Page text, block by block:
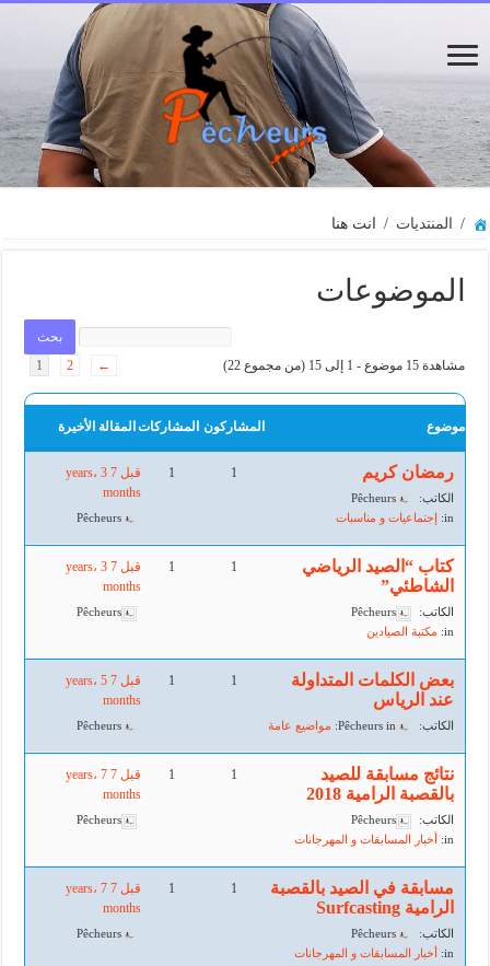
/ المنتديات / انت هنا
الموضوعات
مشاهدة 15 موضوع - 1 إلى 15 (من مجموع 22) 1 2 ←
موضوع المشاركون المشاركات المقالة الأخيرة
رمضان كريم
الكاتب:
Pêcheurs
in:
إجتماعيات و مناسبات
1
1
قبل 7 years، 3
months
Pêcheurs
كتاب “الصيد الرياضي
الشاطئي”
الكاتب:
Pêcheurs
in: مكتبة الصيادين
1
1
قبل 7 years، 3
months
Pêcheurs
بعض الكلمات المتداولة
عند الرياس
الكاتب: Pêcheurs in: مواضيع عامة
1
1
قبل 7 years، 5
months
Pêcheurs
نتائج مسابقة للصيد
بالقصبة الرامية 2018
الكاتب:
Pêcheurs
in:
أخبار المسابقات و المهرجانات
1
1
قبل 7 years، 7
months
Pêcheurs
مسابقة في الصيد بالقصبة
الرامية Surfcasting
الكاتب:
Pêcheurs
in:
أخبار المسابقات و المهرجانات
1
1
قبل 7 years، 7
months
Pêcheurs